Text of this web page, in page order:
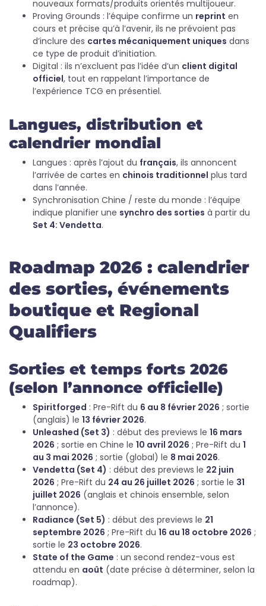
nouveaux formats/produits orientés multijoueur.
Proving Grounds : l’équipe confirme un reprint en
cours et précise qu’à l’avenir, ils ne prévoient pas
d’inclure des cartes mécaniquement uniques dans
ce type de produit d’initiation.
Digital : ils n’excluent pas l’idée d’un client digital
officiel, tout en rappelant l’importance de
l’expérience TCG en présentiel.
Langues, distribution et
calendrier mondial
Langues : après l’ajout du français, ils annoncent
l’arrivée de cartes en chinois traditionnel plus tard
dans l’année.
Synchronisation Chine / reste du monde : l’équipe
indique planifier une synchro des sorties à partir du
Set 4: Vendetta.
Roadmap 2026 : calendrier
des sorties, événements
boutique et Regional
Qualifiers
Sorties et temps forts 2026
(selon l’annonce officielle)
Spiritforged : Pre-Rift du 6 au 8 février 2026 ; sortie
(anglais) le 13 février 2026.
Unleashed (Set 3) : début des previews le 16 mars
2026 ; sortie en Chine le 10 avril 2026 ; Pre-Rift du 1
au 3 mai 2026 ; sortie (global) le 8 mai 2026.
Vendetta (Set 4) : début des previews le 22 juin
2026 ; Pre-Rift du 24 au 26 juillet 2026 ; sortie le 31
juillet 2026 (anglais et chinois ensemble, selon
l’annonce).
Radiance (Set 5) : début des previews le 21
septembre 2026 ; Pre-Rift du 16 au 18 octobre 2026 ;
sortie le 23 octobre 2026.
State of the Game : un second rendez-vous est
attendu en août (date précise à déterminer, selon la
roadmap).